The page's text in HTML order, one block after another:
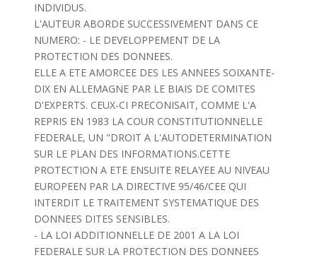
INDIVIDUS.
L'AUTEUR ABORDE SUCCESSIVEMENT DANS CE
NUMERO: - LE DEVELOPPEMENT DE LA
PROTECTION DES DONNEES.
ELLE A ETE AMORCEE DES LES ANNEES SOIXANTE-
DIX EN ALLEMAGNE PAR LE BIAIS DE COMITES
D'EXPERTS. CEUX-CI PRECONISAIT, COMME L'A
REPRIS EN 1983 LA COUR CONSTITUTIONNELLE
FEDERALE, UN "DROIT A L'AUTODETERMINATION
SUR LE PLAN DES INFORMATIONS.CETTE
PROTECTION A ETE ENSUITE RELAYEE AU NIVEAU
EUROPEEN PAR LA DIRECTIVE 95/46/CEE QUI
INTERDIT LE TRAITEMENT SYSTEMATIQUE DES
DONNEES DITES SENSIBLES.
- LA LOI ADDITIONNELLE DE 2001 A LA LOI
FEDERALE SUR LA PROTECTION DES DONNEES